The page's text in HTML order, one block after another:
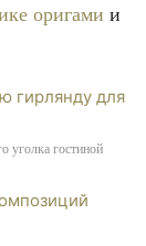
оригами и
уголка гостиной